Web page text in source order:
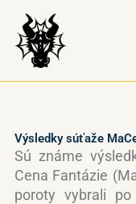
obsah
Výsledky súťaže
Sú známe
Cena Fantázie
poroty vybrali